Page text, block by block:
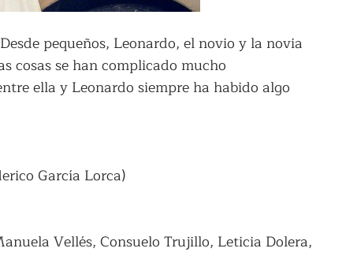
pequeños, Leonardo, el novio y la novia
cosas se han complicado mucho
ella y Leonardo siempre ha habido algo
García Lorca)
Vellés, Consuelo Trujillo, Leticia Dolera,